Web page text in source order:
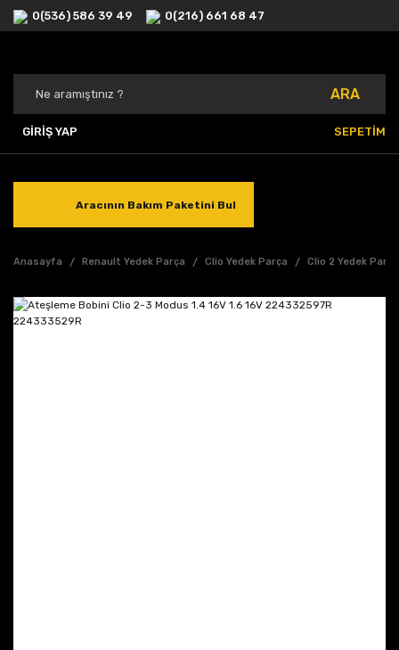
0(536) 586 39 49 0(216) 661 68 47
ARA
GİRİŞ YAP SEPETİM
Aracının Bakım Paketini Bul
Anasayfa Renault Yedek Parça Clio Yedek Parça Clio 2 Yedek